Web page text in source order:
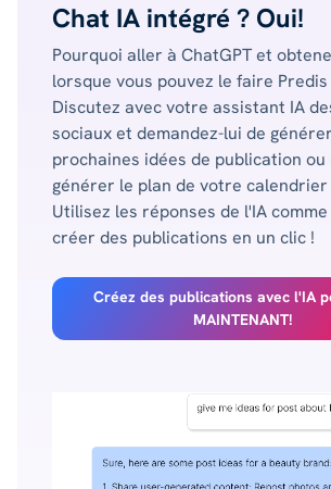
Chat IA intégré ? Oui!
Pourquoi aller à ChatGPT et
lorsque vous pouvez le faire
Discutez avec votre assistant IA
sociaux et demandez-lui de
prochaines idées de publication ou
générer le plan de votre calendrier
Utilisez les réponses de l'IA
créer des publications en un clic !
Créez des publications avec l'IA
MAINTENANT!